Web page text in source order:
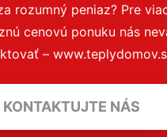
rozumný peniaz? Pre
cenovú ponuku nás
–
KONTAKTUJTE NÁS